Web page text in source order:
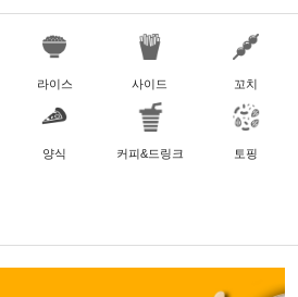
라이스 사이드 꼬치
양식 커피&드링크 토핑